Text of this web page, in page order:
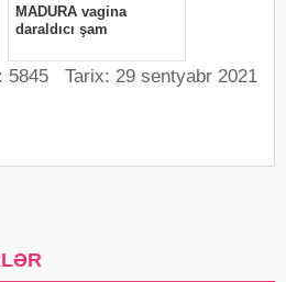
Tarix: 29 sentyabr 2021